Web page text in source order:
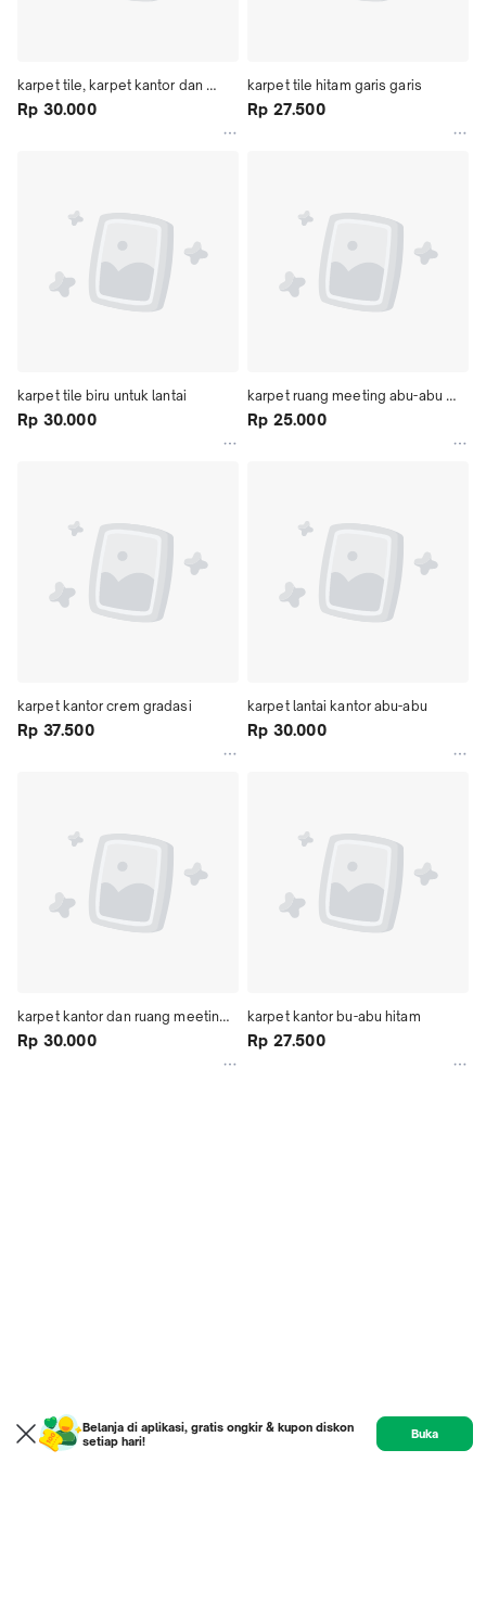
karpet tile, karpet kantor dan
ruang meeting
Rp 30.000
karpet tile biru untuk lantai
Rp 30.000
karpet kantor crem gradasi
Rp 37.500
karpet kantor dan ruang meeting
coklat motif
Rp 30.000
karpet tile hitam garis garis
Rp 27.500
karpet ruang meeting abu-abu
bintik
Rp 25.000
karpet lantai kantor abu-abu
Rp 30.000
karpet kantor bu-abu hitam
Rp 27.500
Belanja di aplikasi, gratis ongkir & kupon diskon
setiap hari!
Buka
Product Review